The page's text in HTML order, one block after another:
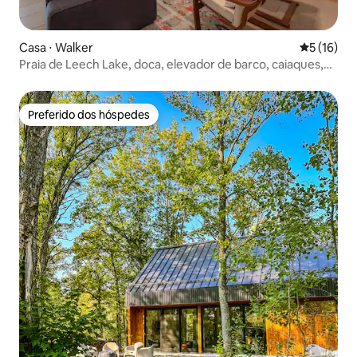
Casa ⋅ Walker 5 de uma
5 (16)
Praia de Leech Lake, doca, elevador de barco, caiaques,
Preferido dos hóspedes
Preferido dos hóspedes